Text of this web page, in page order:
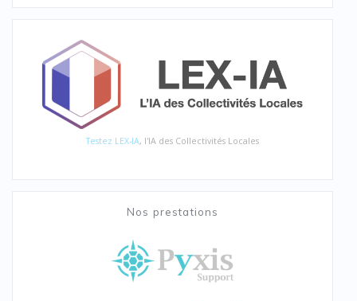
Testez LEX-IA, l'IA des Collectivités Locales
Nos prestations